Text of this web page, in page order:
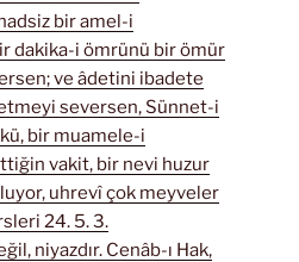
bir amel-i
dakika-i ömrünü bir ömür
ve âdetini ibadete
seversen, Sünnet-i
bir muamele-i
vakit, bir nevi huzur
uhrevî çok meyveler
24. 5. 3.
niyazdır. Cenâb-ı Hak,